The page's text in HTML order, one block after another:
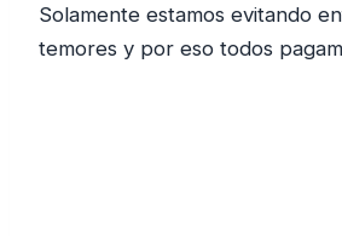
Solamente estamos evitando
temores y por eso todos